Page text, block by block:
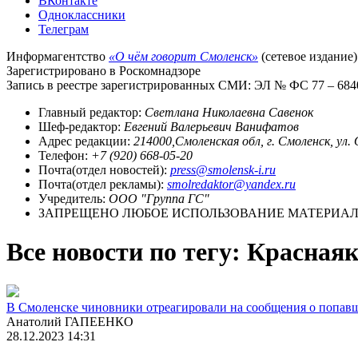
Одноклассники
Телеграм
Информагентство «О чём говорит Смоленск» (сетевое издание)
Зарегистрировано в Роскомнадзоре
Запись в реестре зарегистрированных СМИ: ЭЛ № ФС 77 –
Главный редактор: Светлана Николаевна Савенок
Шеф-редактор: Евгений Валерьевич Ванифатов
Адрес редакции: 214000,Смоленская обл, г. Смоленск,
Телефон: +7 (920) 668-05-20
Почта(отдел новостей): press@smolensk-i.ru
Почта(отдел рекламы): smolredaktor@yandex.ru
Учредитель: ООО "Группа ГС"
ЗАПРЕЩЕНО ЛЮБОЕ ИСПОЛЬЗОВАНИЕ
Все новости по тегу:
В Смоленске чиновники отреагировали на сообщения о
Анатолий ГАПЕЕНКО
28.12.2023 14:31